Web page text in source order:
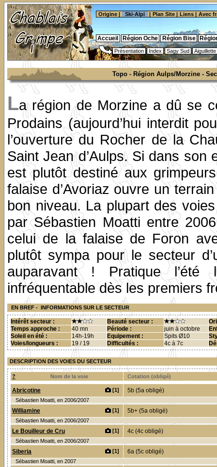
Origine | Ski-Alpi | Plan Site | Liens | Avec
Accueil Région Oche Région Bise
Présentation Index Sagy Sud
Topo - Région Aulps/Morzine -
La région de Morzine a dû se
Prodains (aujourd’hui interdit
l’ouverture du Rocher de la
Saint Jean d’Aulps. Si dans
est plutôt destiné aux
falaise d’Avoriaz ouvre un
bon niveau. La plupart des
par Sébastien Moatti entre
celui de la falaise de Foron
plutôt sympa pour le secteur
auparavant ! Pratique
infréquentable dès les premiers
EN BREF - INFORMATIONS SUR LE SECTEUR
Intérêt secteur : Beauté secteur :
Temps approche :
40 mn Période : juin à octobre
Soleil en été :
14h-19h Equipement : Spits Ø10
Voies/longueurs :
19 / 19 Difficultés : 4c à 7c
DESCRIPTION DES VOIES DU SECTEUR
? Nom de la voie Cotation (obligé)
Abricotine [1] 5b (5a obligé)
Sébastien Moatti, en 2006/2007
Williamine [1] 5b+ (5a obligé)
Sébastien Moatti, en 2006/2007
Le Bouilleur de Cru [1] 4c (4c obligé)
Sébastien Moatti, en 2006/2007
Siberia [1] 6a (5c obligé)
Sébastien Moatti, en 2007